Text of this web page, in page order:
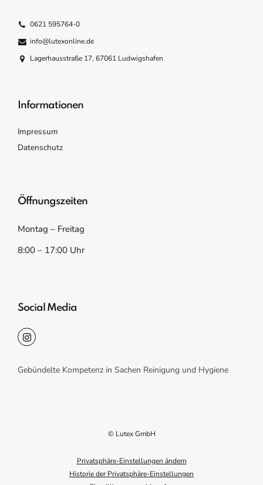
0621 595764-0
info@lutexonline.de
Lagerhausstraße 17, 67061 Ludwigshafen
Informationen
Impressum
Datenschutz
Öffnungszeiten
Montag – Freitag
8:00 – 17:00 Uhr
Social Media
Gebündelte Kompetenz in Sachen Reinigung und Hygiene
© Lutex GmbH
Privatsphäre-Einstellungen ändern
Historie der Privatsphäre-Einstellungen